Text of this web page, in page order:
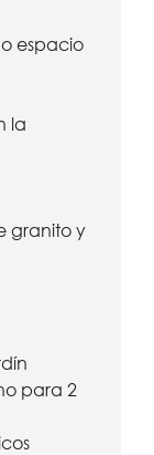
espacio
la
granito y
para 2